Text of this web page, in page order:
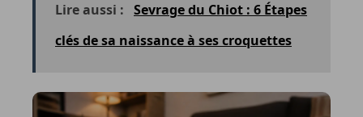
Lire aussi : Sevrage du Chiot : 6 Étapes
clés de sa naissance à ses croquettes